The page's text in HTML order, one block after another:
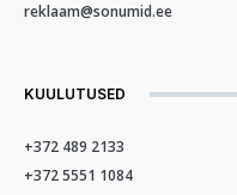
reklaam@sonumid.ee
KUULUTUSED
+372 489 2133
+372 5551 1084